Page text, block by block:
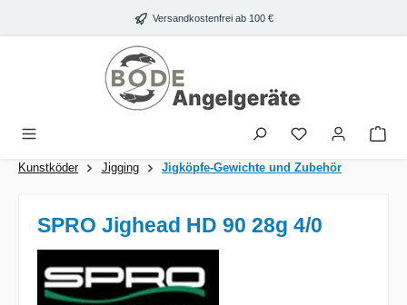
Zum Hauptinhalt springen Versandkostenfrei ab 100 €
Kunstköder Jigging Jigköpfe-Gewichte und Zubehör
SPRO Jighead HD 90 28g 4/0